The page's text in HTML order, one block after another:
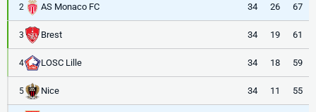
2 AS Monaco FC 34 26 67
3 Brest 34 19 61
4 LOSC Lille 34 18 59
5 Nice 34 11 55